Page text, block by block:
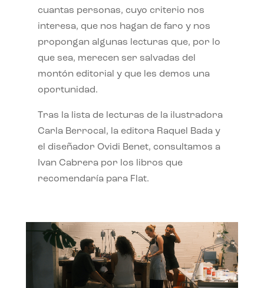
cuantas personas, cuyo criterio nos
interesa, que nos hagan de faro y nos
propongan algunas lecturas que, por lo
que sea, merecen ser salvadas del
montón editorial y que les demos una
oportunidad.
Tras la lista de lecturas de la ilustradora
Carla Berrocal, la editora Raquel Bada y
el diseñador Ovidi Benet, consultamos a
Ivan Cabrera por los libros que
recomendaría para Flat.